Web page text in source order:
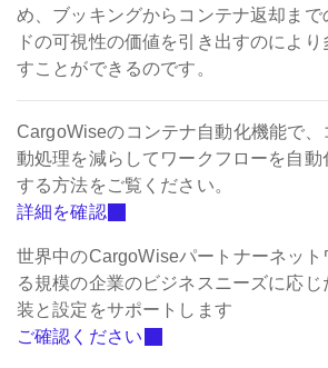
め、ブッキングからコンテナ返却まで
ドの可視性の価値を引き出すのによ
すことができるのです。
CargoWiseのコンテナ自動化機能で
動処理を減らしてワークフローを自動
する方法をご覧ください。
詳細を確認
世界中のCargoWiseパートナーネット
る規模の企業のビジネスニーズに応
装と設定をサポートします
ご確認ください